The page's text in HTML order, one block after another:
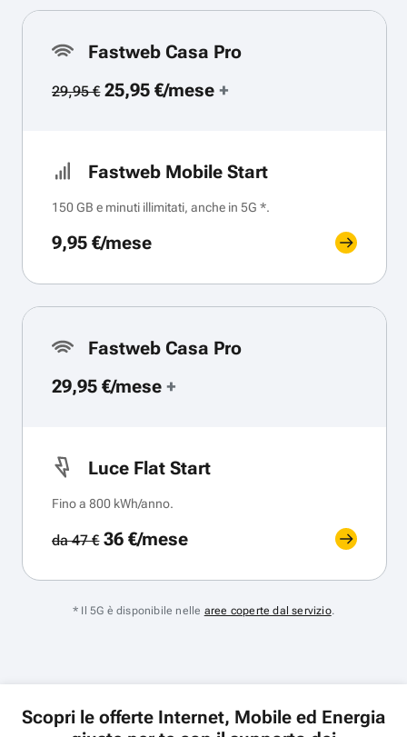
Fastweb Casa Pro
29,95 €25,95 €/mese+
Fastweb Mobile Start
150 GB e minuti illimitati, anche in 5G *.
9,95 €/mese
Fastweb Casa Pro
29,95 €/mese +
Luce Flat Start
Fino a 800 kWh/anno.
da 47 €36 €/mese
* Il 5G è disponibile nelle aree coperte dal servizio.
Scopri le offerte Internet, Mobile ed Energia